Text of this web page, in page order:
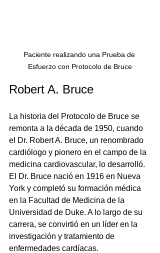
Paciente realizando una Prueba de
Esfuerzo con Protocolo de Bruce
Robert A. Bruce
La historia del Protocolo de Bruce se
remonta a la década de 1950, cuando
el Dr. Robert A. Bruce, un renombrado
cardiólogo y pionero en el campo de la
medicina cardiovascular, lo desarrolló.
El Dr. Bruce nació en 1916 en Nueva
York y completó su formación médica
en la Facultad de Medicina de la
Universidad de Duke. A lo largo de su
carrera, se convirtió en un líder en la
investigación y tratamiento de
enfermedades cardíacas.